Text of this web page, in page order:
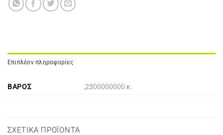
Επιπλέον πληροφορίες
ΒΆΡΟΣ ,2300000000 κ.
ΣΧΕΤΙΚΆ ΠΡΟΪΌΝΤΑ